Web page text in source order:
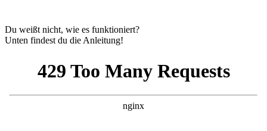
Du weißt nicht, wie es funktioniert?
Unten findest du die Anleitung!